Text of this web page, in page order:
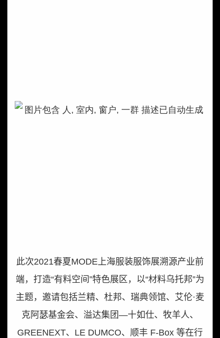
此次2021春夏 MODE上海服装服饰展溯源产业前
端，打造“有料空间”特色展区，以“材料乌托邦”为
主题，邀请包括兰精、杜邦、瑞典领馆、艾伦·麦
克阿瑟基金会、溢达集团—十如仕、牧羊人、
GREENEXT、 LE DUMCO、顺丰 F-Box 等在行